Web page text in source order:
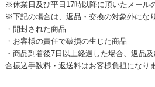
※休業日及び平日17時以降に頂いたメール
※下記の場合は、返品・交換の対象外になり
・開封された商品
・お客様の責任で破損の生じた商品
・商品到着後7日以上経過した場合、返品
合振込手数料・返送料はお客様負担になりま